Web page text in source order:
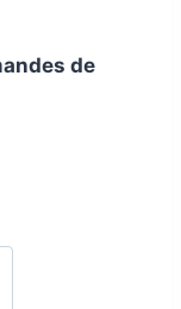
de